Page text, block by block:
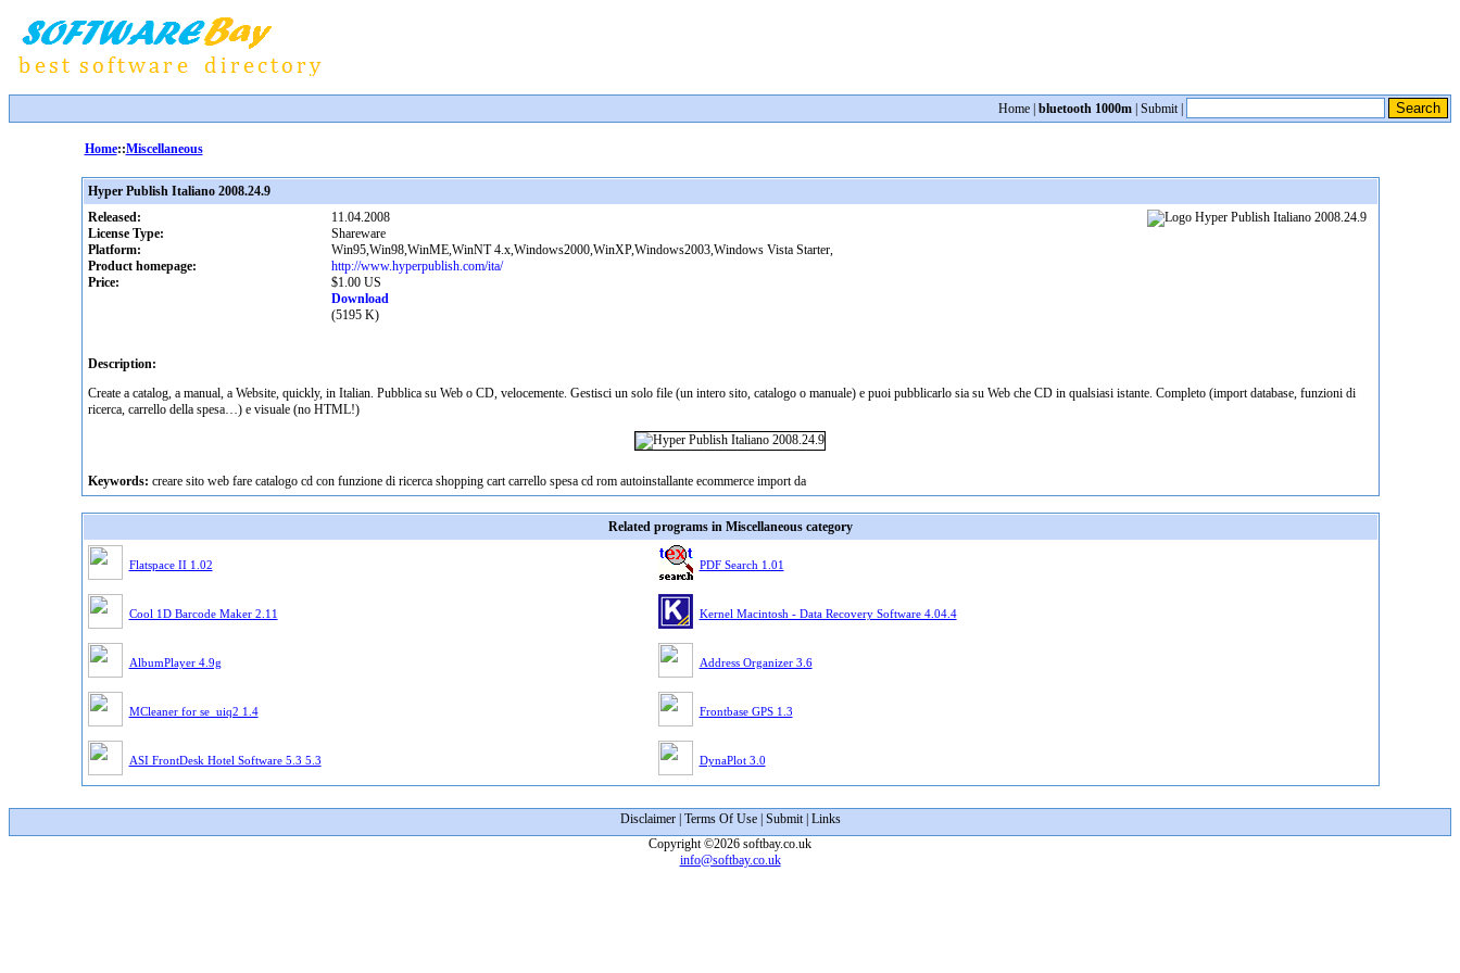
Home bluetooth 1000m Submit|
Home::Miscellaneous
Hyper Publish Italiano 2008.24.9
Released:
11.04.2008
License Type:
Shareware
Platform:
Win95,Win98,WinME,WinNT 4.x,Windows2000,WinXP,Windows2003,Windows Vista Starter,
Product homepage:
http://www.hyperpublish.com/ita/
Price:
$1.00 US
Download
(5195 K)
Description:
Create a catalog, a manual, a Website, quickly, in Italian. Pubblica su Web o CD, velocemente. Gestisci un solo file (un intero sito, catalogo o manuale) e puoi pubblicarlo sia su Web che CD in qualsiasi istante. Completo (import database, funzioni di
ricerca, carrello della spesa…) e visuale (no HTML!)
Keywords: creare sito web fare catalogo cd con funzione di ricerca shopping cart carrello spesa cd rom autoinstallante ecommerce import da
Related programs in Miscellaneous category
Flatspace II 1.02 PDF Search 1.01
Cool 1D Barcode Maker 2.11 Kernel Macintosh - Data Recovery Software 4.04.4
AlbumPlayer 4.9g Address Organizer 3.6
MCleaner for se_uiq2 1.4 Frontbase GPS 1.3
ASI FrontDesk Hotel Software 5.3 5.3 DynaPlot 3.0
Disclaimer| Terms Of Use| Submit| Links
Copyright ©2026 softbay.co.uk
info@softbay.co.uk